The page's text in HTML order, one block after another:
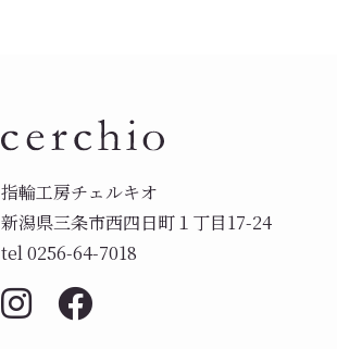
指輪工房チェルキオ
新潟県三条市西四日町１丁目17-24
tel 0256-64-7018